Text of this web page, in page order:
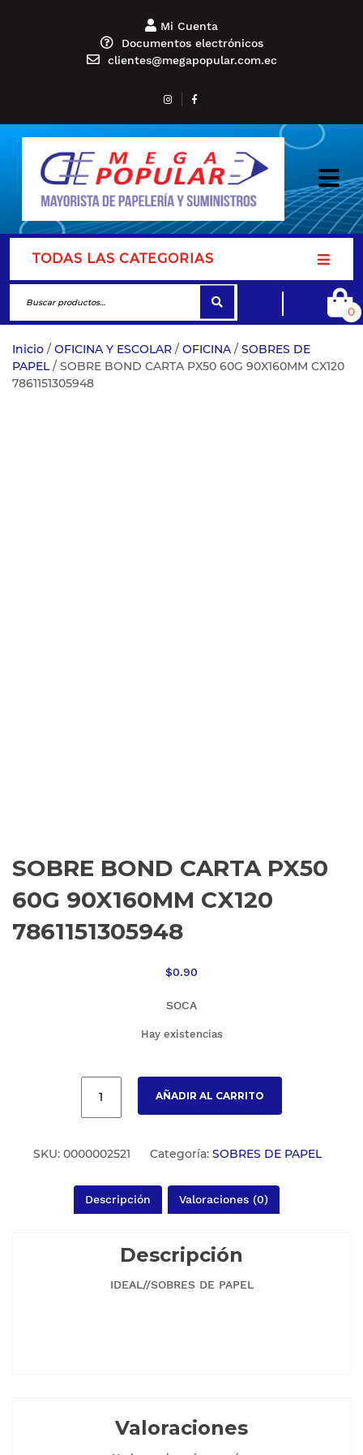
Mi Cuenta
Documentos electrónicos
clientes@megapopular.com.ec
TODAS LAS CATEGORIAS
0
Inicio / OFICINA Y ESCOLAR / OFICINA / SOBRES DE
PAPEL/ SOBRE BOND CARTA PX50 60G 90X160MM CX120
7861151305948
SOBRE BOND CARTA PX50
60G 90X160MM CX120
7861151305948
$0.90
SOCA
Hay existencias
AÑADIR AL CARRITO
SKU: 0000002521 Categoría: SOBRES DE PAPEL
Descripción Valoraciones (0)
Descripción
IDEAL//SOBRES DE PAPEL
Valoraciones